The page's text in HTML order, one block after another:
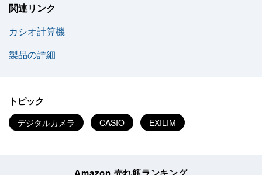
関連リンク
カシオ計算機
製品の詳細
トピック
デジタルカメラ CASIO EXILIM